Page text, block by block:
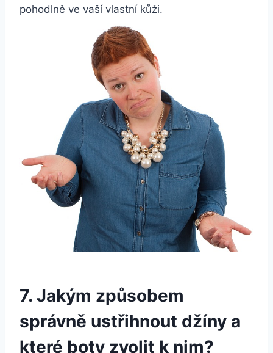
pohodlně ve vaší vlastní kůži.
7. Jakým ⁢způsobem
správně ustřihnout džíny ⁤a
které boty zvolit⁢ k nim?